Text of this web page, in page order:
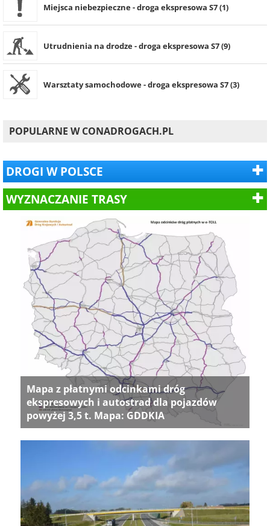
Miejsca niebezpieczne - droga ekspresowa S7 (1)
Utrudnienia na drodze - droga ekspresowa S7 (9)
Warsztaty samochodowe - droga ekspresowa S7 (3)
POPULARNE W CONADROGACH.PL
DROGI W POLSCE
WYZNACZANIE TRASY
Mapa z płatnymi odcinkami dróg
ekspresowych i autostrad dla pojazdów
powyżej 3,5 t. Mapa: GDDKIA